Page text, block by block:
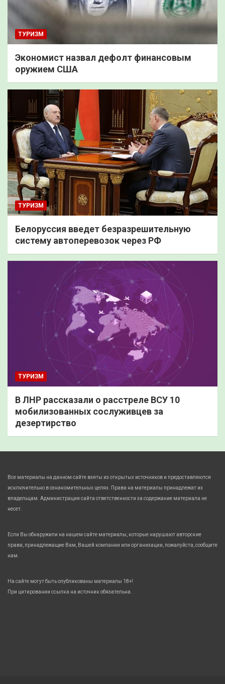
ТУРИЗМ
Экономист назвал дефолт финансовым
оружием США
ТУРИЗМ
Белоруссия введет безразрешительную
систему автоперевозок через РФ
ТУРИЗМ
В ЛНР рассказали о расстреле ВСУ 10
мобилизованных сослуживцев за
дезертирство
Все материалы на данном сайте взяты из открытых источников и предоставляются
исключительно в ознакомительных целях. Права на материалы принадлежат их
владельцам. Администрация сайта ответственности за содержание материала не
несет.
Если Вы обнаружили на нашем сайте материалы, которые нарушают авторские
права, принадлежащие Вам, Вашей компании или организации, пожалуйста, сообщите
нам.
На сайте могут быть опубликованы материалы 18+!
При цитировании ссылка на источник обязательна.